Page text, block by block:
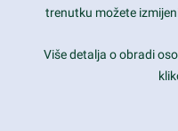
Copyright 2017FRESHFACE©
trenutku možete
Više detalja o obradi